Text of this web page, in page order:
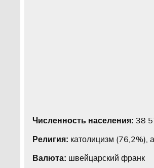
Численность населения: 38
Религия: католицизм (76,2%),
Валюта: швейцарский франк